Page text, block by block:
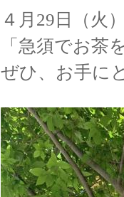
４月29日（火
「急須でお茶
ぜひ、お手に